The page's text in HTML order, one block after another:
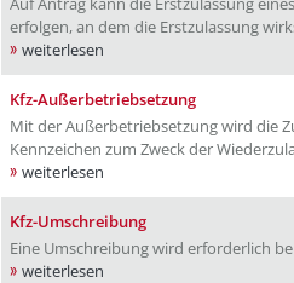
erfolgen, an dem die Erstzulassung
weiterlesen
Kfz-Außerbetriebsetzung
Mit der Außerbetriebsetzung wird die
Kennzeichen zum Zweck der
weiterlesen
Kfz-Umschreibung
Eine Umschreibung wird erforderlich
weiterlesen